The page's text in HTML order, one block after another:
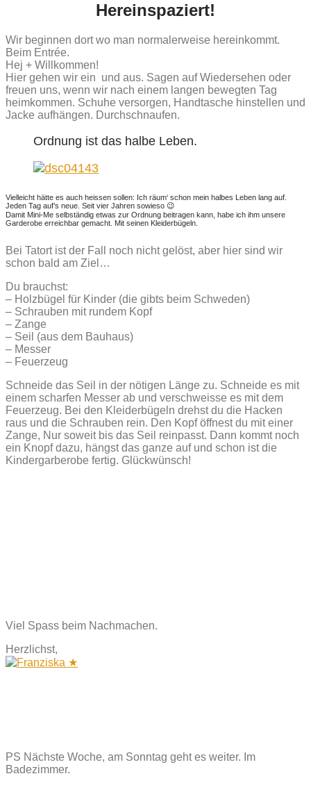
Hereinspaziert!
Wir beginnen dort wo man normalerweise hereinkommt.
Beim Entrée.
Hej + Willkommen!
Hier gehen wir ein und aus. Sagen auf Wiedersehen oder
freuen uns, wenn wir nach einem langen bewegten Tag
heimkommen. Schuhe versorgen, Handtasche hinstellen und
Jacke aufhängen. Durchschnaufen.
Ordnung ist das halbe Leben.
Vielleicht hätte es auch heissen sollen: Ich räum‘ schon mein halbes Leben lang auf.
Jeden Tag auf’s neue. Seit vier Jahren sowieso 😉
Damit Mini-Me selbständig etwas zur Ordnung beitragen kann, habe ich ihm unsere
Garderobe erreichbar gemacht. Mit seinen Kleiderbügeln.
Bei Tatort ist der Fall noch nicht gelöst, aber hier sind wir
schon bald am Ziel…
Du brauchst:
– Holzbügel für Kinder (die gibts beim Schweden)
– Schrauben mit rundem Kopf
– Zange
– Seil (aus dem Bauhaus)
– Messer
– Feuerzeug
Schneide das Seil in der nötigen Länge zu. Schneide es mit
einem scharfen Messer ab und verschweisse es mit dem
Feuerzeug. Bei den Kleiderbügeln drehst du die Hacken
raus und die Schrauben rein. Den Kopf öffnest du mit einer
Zange, Nur soweit bis das Seil reinpasst. Dann kommt noch
ein Knopf dazu, hängst das ganze auf und schon ist die
Kindergarberobe fertig. Glückwünsch!
Viel Spass beim Nachmachen.
Herzlichst,
PS Nächste Woche, am Sonntag geht es weiter. Im
Badezimmer.